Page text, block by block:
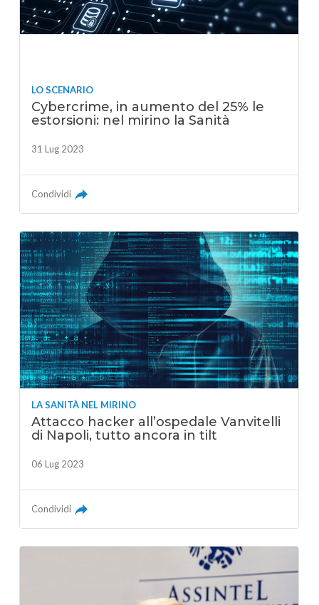
LO SCENARIO
Cybercrime, in aumento del 25% le
estorsioni: nel mirino la Sanità
31 Lug 2023
Condividi
LA SANITÀ NEL MIRINO
Attacco hacker all’ospedale Vanvitelli
di Napoli, tutto ancora in tilt
06 Lug 2023
Condividi